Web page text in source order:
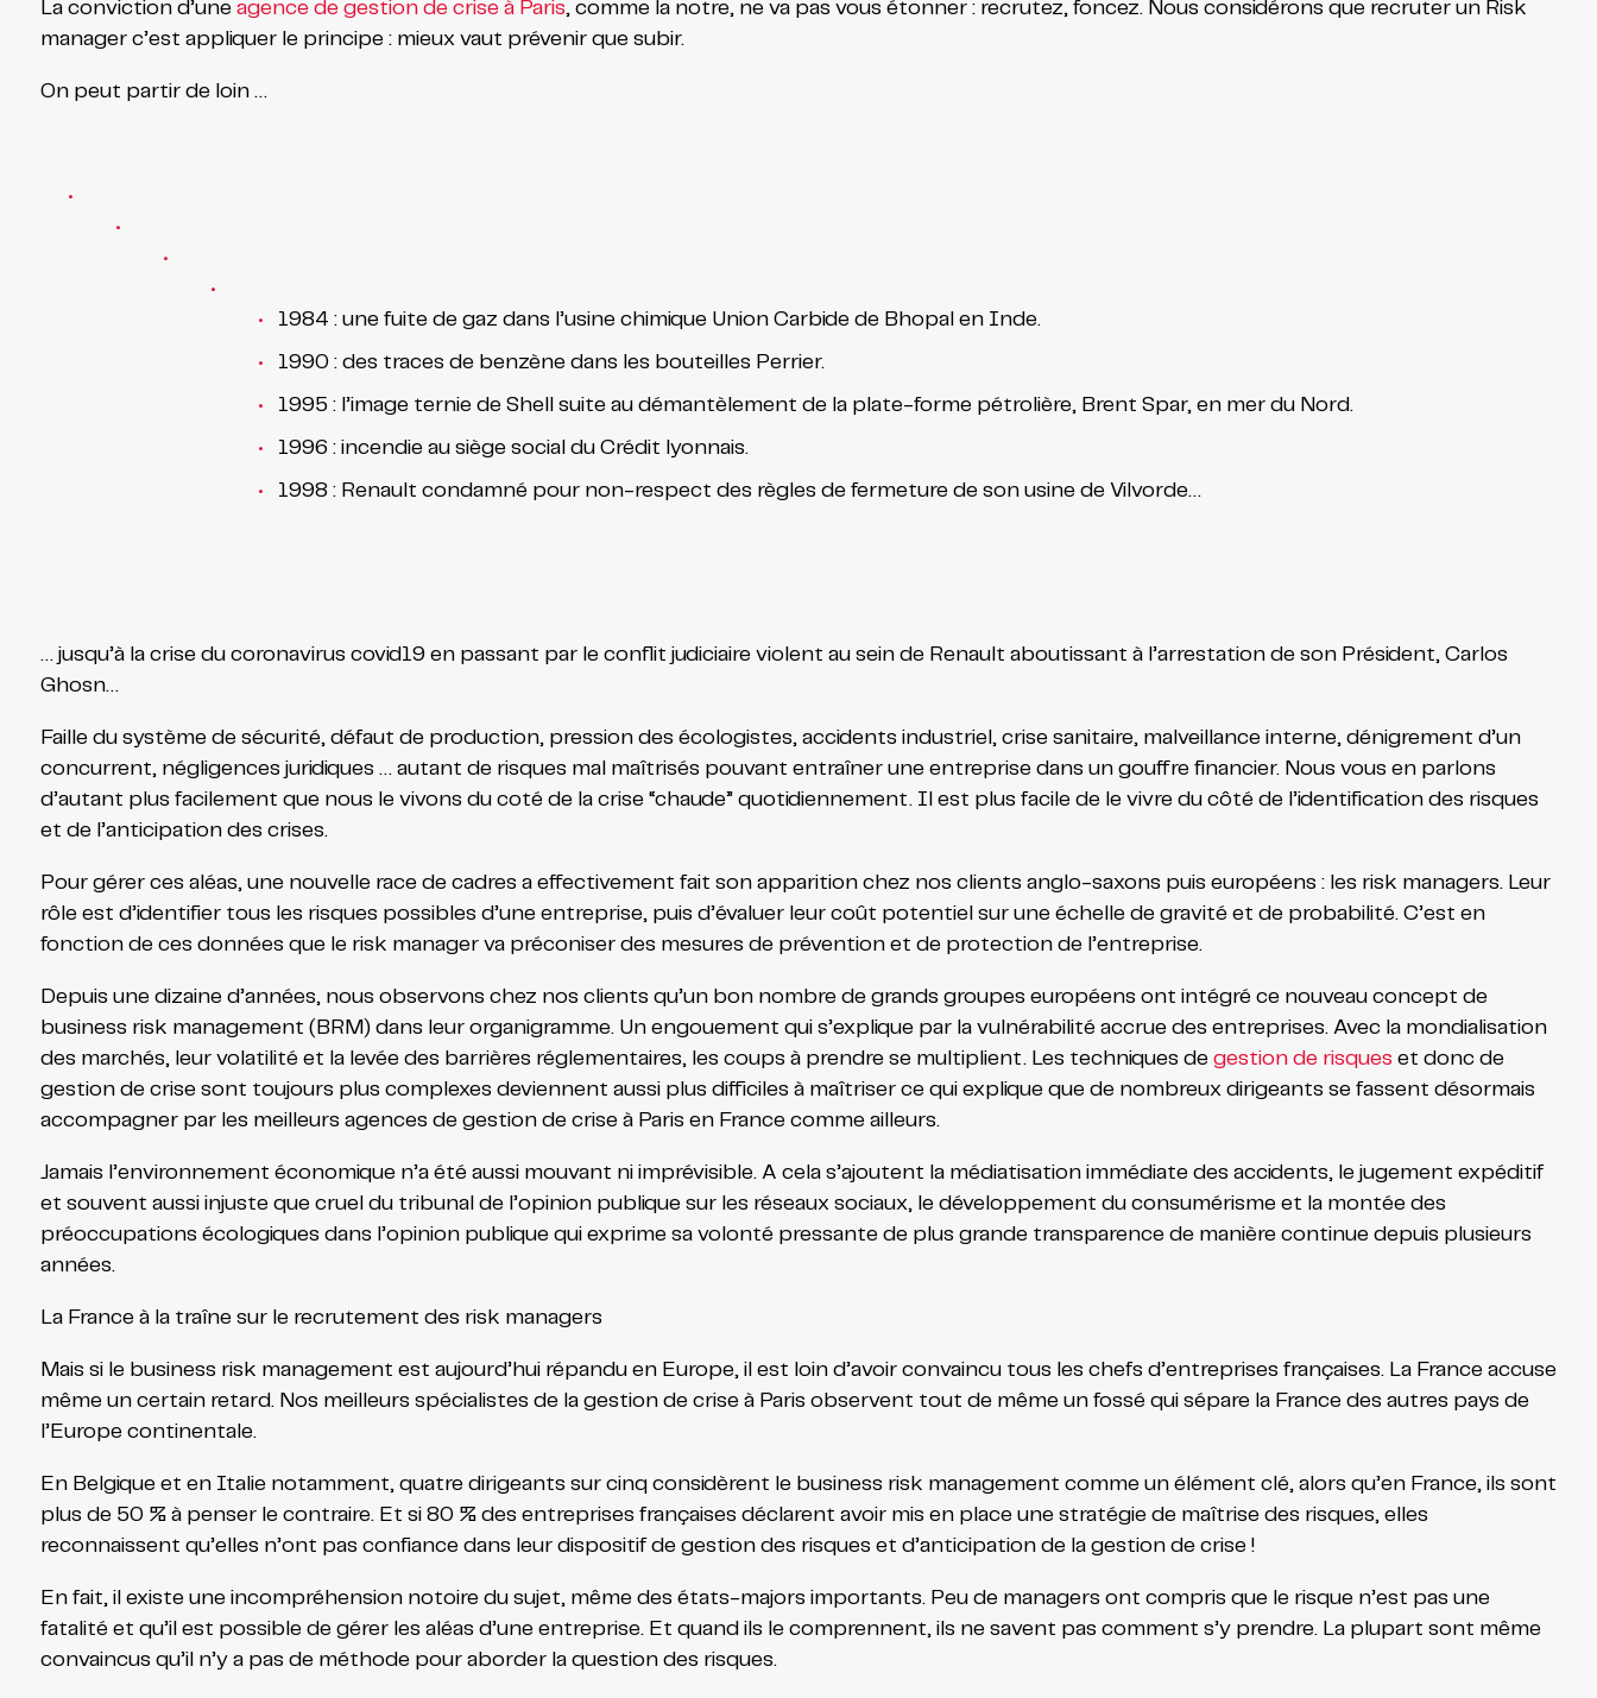
La conviction d’une agence de gestion de crise à Paris, comme la notre, ne va pas vous étonner : recrutez, foncez. Nous considérons que recruter un Risk
manager c’est appliquer le principe : mieux vaut prévenir que subir.
On peut partir de loin …
1984 : une fuite de gaz dans l’usine chimique Union Carbide de Bhopal en Inde.
1990 : des traces de benzène dans les bouteilles Perrier.
1995 : l’image ternie de Shell suite au démantèlement de la plate-forme pétrolière, Brent Spar, en mer du Nord.
1996 : incendie au siège social du Crédit lyonnais.
1998 : Renault condamné pour non-respect des règles de fermeture de son usine de Vilvorde…
… jusqu’à la crise du coronavirus covid19 en passant par le conflit judiciaire violent au sein de Renault aboutissant à l’arrestation de son Président, Carlos
Ghosn…
Faille du système de sécurité, défaut de production, pression des écologistes, accidents industriel, crise sanitaire, malveillance interne, dénigrement d’un
concurrent, négligences juridiques … autant de risques mal maîtrisés pouvant entraîner une entreprise dans un gouffre financier. Nous vous en parlons
d’autant plus facilement que nous le vivons du coté de la crise “chaude” quotidiennement. Il est plus facile de le vivre du côté de l’identification des risques
et de l’anticipation des crises.
Pour gérer ces aléas, une nouvelle race de cadres a effectivement fait son apparition chez nos clients anglo-saxons puis européens : les risk managers. Leur
rôle est d’identifier tous les risques possibles d’une entreprise, puis d’évaluer leur coût potentiel sur une échelle de gravité et de probabilité. C’est en
fonction de ces données que le risk manager va préconiser des mesures de prévention et de protection de l’entreprise.
Depuis une dizaine d’années, nous observons chez nos clients qu’un bon nombre de grands groupes européens ont intégré ce nouveau concept de
business risk management (BRM) dans leur organigramme. Un engouement qui s’explique par la vulnérabilité accrue des entreprises. Avec la mondialisation
des marchés, leur volatilité et la levée des barrières réglementaires, les coups à prendre se multiplient. Les techniques de gestion de risques et donc de
gestion de crise sont toujours plus complexes deviennent aussi plus difficiles à maîtriser ce qui explique que de nombreux dirigeants se fassent désormais
accompagner par les meilleurs agences de gestion de crise à Paris en France comme ailleurs.
Jamais l’environnement économique n’a été aussi mouvant ni imprévisible. A cela s’ajoutent la médiatisation immédiate des accidents, le jugement expéditif
et souvent aussi injuste que cruel du tribunal de l’opinion publique sur les réseaux sociaux, le développement du consumérisme et la montée des
préoccupations écologiques dans l’opinion publique qui exprime sa volonté pressante de plus grande transparence de manière continue depuis plusieurs
années.
La France à la traîne sur le recrutement des risk managers
Mais si le business risk management est aujourd’hui répandu en Europe, il est loin d’avoir convaincu tous les chefs d’entreprises françaises. La France accuse
même un certain retard. Nos meilleurs spécialistes de la gestion de crise à Paris observent tout de même un fossé qui sépare la France des autres pays de
l’Europe continentale.
En Belgique et en Italie notamment, quatre dirigeants sur cinq considèrent le business risk management comme un élément clé, alors qu’en France, ils sont
plus de 50 % à penser le contraire. Et si 80 % des entreprises françaises déclarent avoir mis en place une stratégie de maîtrise des risques, elles
reconnaissent qu’elles n’ont pas confiance dans leur dispositif de gestion des risques et d’anticipation de la gestion de crise !
En fait, il existe une incompréhension notoire du sujet, même des états-majors importants. Peu de managers ont compris que le risque n’est pas une
fatalité et qu’il est possible de gérer les aléas d’une entreprise. Et quand ils le comprennent, ils ne savent pas comment s’y prendre. La plupart sont même
convaincus qu’il n’y a pas de méthode pour aborder la question des risques.